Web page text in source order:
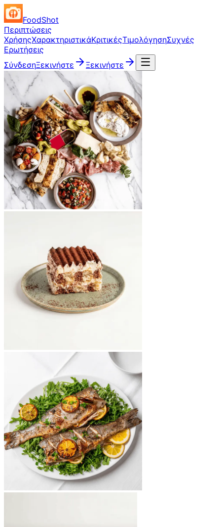
FoodShot
Περιπτώσεις
ΧρήσηςΧαρακτηριστικάΚριτικέςΤιμολόγησηΣυχνές
Ερωτήσεις
ΣύνδεσηΞεκινήστε Ξεκινήστε